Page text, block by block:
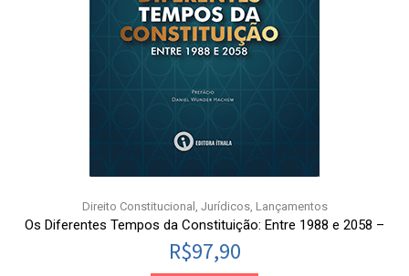
Direito Constitucional , Jurídicos, Lançamentos
Os Diferentes Tempos da Constituição: Entre 1988 e 2058 –
R$97,90